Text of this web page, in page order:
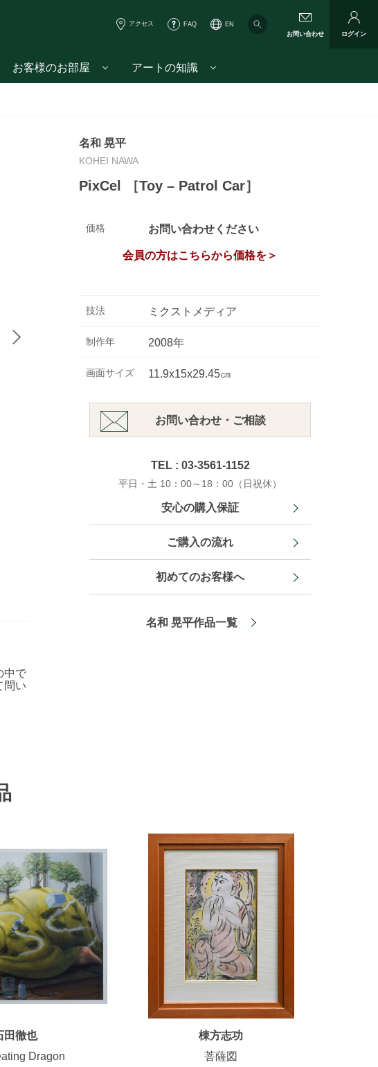
アクセス FAQ
EN
お問い合わせ
ログイン
お客様のお部屋 アートの知識
中で
問い
名和 晃平
KOHEI NAWA
PixCel ［Toy – Patrol Car］
価格 お問い合わせください
会員の方はこちらから価格を＞
技法 ミクストメディア
制作年 2008年
画面サイズ 11.9x15x29.45㎝
お問い合わせ・ご相談
TEL : 03-3561-1152
平日・土 10：00～18：00（日祝休）
安心の購入保証
ご購入の流れ
初めてのお客様へ
名和 晃平作品一覧
田徹也
Dragon
棟方志功
菩薩図